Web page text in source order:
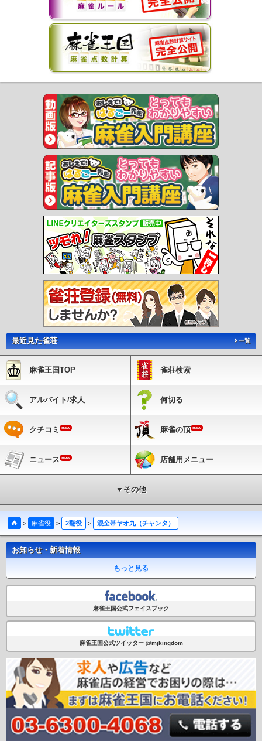
最近見た雀荘 一覧
麻雀王国TOP 雀荘検索
アルバイト/求人 何切る
クチコミ new 麻雀の頂 new
ニュース new 店舗用メニュー
▼その他
> 麻雀役 > 2翻役 > 混全帯ヤオ九（チャンタ）
お知らせ・新着情報
もっと見る
麻雀王国公式フェイスブック
麻雀王国公式ツイッター @mjkingdom